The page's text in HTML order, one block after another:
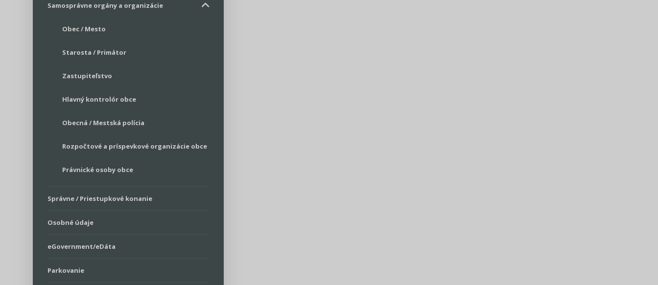
Samosprávne orgány a organizácie
Obec / Mesto
Starosta / Primátor
Zastupiteľstvo
Hlavný kontrolór obce
Obecná / Mestská polícia
Rozpočtové a príspevkové organizácie obce
Právnické osoby obce
Správne / Priestupkové konanie
Osobné údaje
eGovernment/eDáta
Parkovanie